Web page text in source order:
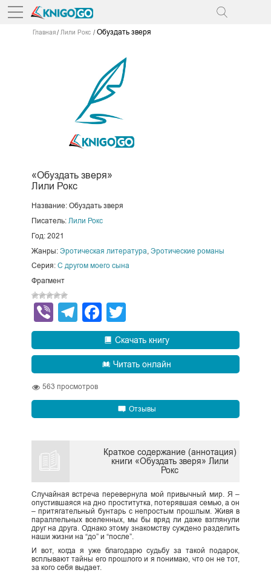
Главная Лили Рокс Обуздать зверя
«Обуздать зверя»
Лили Рокс
Название: Обуздать зверя
Писатель: Лили Рокс
Год: 2021
Жанры: Эротическая литература Эротические романы
Серия: С другом моего сына
Фрагмент
ViberTelegram
Facebook
Скачать книгу
Читать онлайн
563 просмотров
Отзывы
Краткое содержание (аннотация)
книги «Обуздать зверя» Лили
Рокс
Случайная встреча перевернула мой привычный мир. Я –
опустившаяся на дно проститутка, потерявшая семью, а он
– притягательный бунтарь с непростым прошлым. Живя в
параллельных вселенных, мы бы вряд ли даже взглянули
друг на друга. Однако этому знакомству суждено разделить
наши жизни на “до” и “после”.
И вот, когда я уже благодарю судьбу за такой подарок,
всплывают тайны его прошлого и я понимаю, что он не тот,
за кого себя выдает.